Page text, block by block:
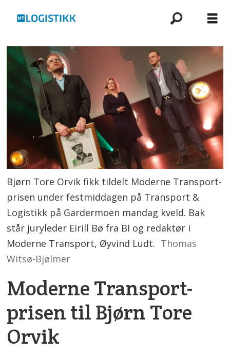
Bjørn Tore Orvik fikk tildelt Moderne Transport-
prisen under festmiddagen på Transport &
Logistikk på Gardermoen mandag kveld. Bak
står juryleder Eirill Bø fra BI og redaktør i
Moderne Transport, Øyvind Ludt. Thomas
Witsø-Bjølmer
Moderne Transport-
prisen til Bjørn Tore
Orvik